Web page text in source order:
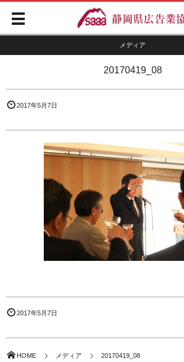
メディア
20170419_08
2017年5月7日
2017年5月7日
HOME メディア 20170419_08